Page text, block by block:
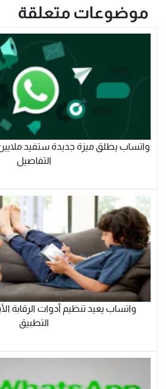
موضوعات متعلقة
واتساب يطلق ميزة جديدة ستفيد
التفاصيل
واتساب يعيد تنظيم أدوات الرقابة
التطبيق